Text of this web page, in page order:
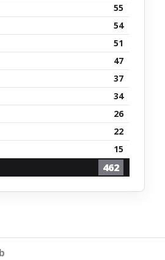
55
54
51
47
37
34
26
22
15
462